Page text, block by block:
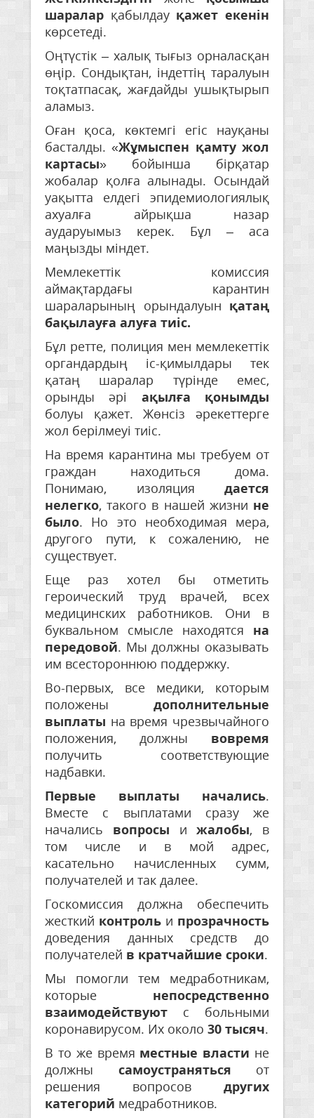
шаралар қабылдау қажет екенін
көрсетеді.
Оңтүстік – халық тығыз орналасқан
өңір. Сондықтан, індеттің таралуын
тоқтатпасақ, жағдайды ушықтырып
аламыз.
Оған қоса, көктемгі егіс науқаны
басталды. «Жұмыспен қамту жол
картасы» бойынша бірқатар
жобалар қолға алынады. Осындай
уақытта елдегі эпидемиологиялық
ахуалға айрықша назар
аударуымыз керек. Бұл – аса
маңызды міндет.
Мемлекеттік комиссия
аймақтардағы карантин
шараларының орындалуын қатаң
бақылауға алуға тиіс.
Бұл ретте, полиция мен мемлекеттік
органдардың іс-қимылдары тек
қатаң шаралар түрінде емес,
орынды әрі ақылға қонымды
болуы қажет. Жөнсіз әрекеттерге
жол берілмеуі тиіс.
На время карантина мы требуем от
граждан находиться дома.
Понимаю, изоляция дается
нелегко, такого в нашей жизни не
было. Но это необходимая мера,
другого пути, к сожалению, не
существует.
Еще раз хотел бы отметить
героический труд врачей, всех
медицинских работников. Они в
буквальном смысле находятся на
передовой. Мы должны оказывать
им всестороннюю поддержку.
Во-первых, все медики, которым
положены дополнительные
выплаты на время чрезвычайного
положения, должны вовремя
получить соответствующие
надбавки.
Первые выплаты начались.
Вместе с выплатами сразу же
начались вопросы ижалобы, в
том числе и в мой адрес,
касательно начисленных сумм,
получателей и так далее.
Госкомиссия должна обеспечить
жесткий контроль и прозрачность
доведения данных средств до
получателей в кратчайшие сроки.
Мы помогли тем медработникам,
которые непосредственно
взаимодействуют с больными
коронавирусом. Их около 30 тысяч.
В то же время местные власти не
должны самоустраняться от
решения вопросов других
категорий медработников.